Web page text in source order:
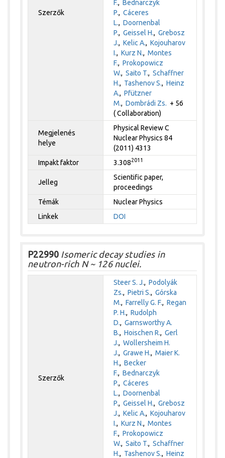
Szerzők
F.,Bednarczyk
P.,Cáceres
L.,Doornenbal
P.,Geissel H.,Grebosz
J.,Kelic A.,Kojouharov
I.,Kurz N.,Montes
F.,Prokopowicz
W.,Saito T.,Schaffner
H., Tashenov S.,Heinz
A.,Pfützner
M.,Dombrádi Zs. + 56
( Collaboration)
Megjelenés
helye
Physical Review C
Nuclear Physics 84
(2011) 4313
Impakt faktor
3.3082011
Jelleg
Scientific paper,
proceedings
Témák
Nuclear Physics
Linkek
DOI
P22990 Isomeric decay studies in
neutron-rich N ~ 126 nuclei.
Szerzők
Steer S. J.,Podolyák
Zs.,Pietri S.,Górska
M.,Farrelly G. F.,Regan
P. H.,Rudolph
D.,Garnsworthy A.
B.,Hoischen R.,Gerl
J.,Wollersheim H.
J.,Grawe H.,Maier K.
H.,Becker
F.,Bednarczyk
P.,Cáceres
L.,Doornenbal
P.,Geissel H.,Grebosz
J.,Kelic A.,Kojouharov
I.,Kurz N.,Montes
F.,Prokopowicz
W.,Saito T.,Schaffner
H., Tashenov S.,Heinz